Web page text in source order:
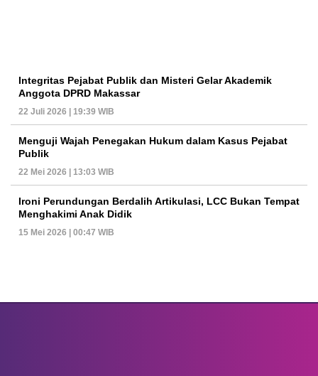
Integritas Pejabat Publik dan Misteri Gelar Akademik
Anggota DPRD Makassar
22 Juli 2026 | 19:39 WIB
Menguji Wajah Penegakan Hukum dalam Kasus Pejabat
Publik
22 Mei 2026 | 13:03 WIB
Ironi Perundungan Berdalih Artikulasi, LCC Bukan Tempat
Menghakimi Anak Didik
15 Mei 2026 | 00:47 WIB